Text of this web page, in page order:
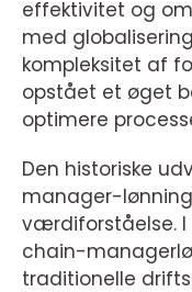
effektivitet og
med
kompleksitet af
opstået et øget
optimere
Den historiske
manager-
værdiforståelse. I
chain-
traditionelle